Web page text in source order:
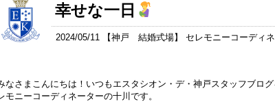
幸せな一日
2024/05/11 【神戸 結婚式場】 セレモニーコーディ
なさまこんにちは！いつもエスタシオン・デ・神戸スタッフブロ
モニーコーディネーターの十川です。